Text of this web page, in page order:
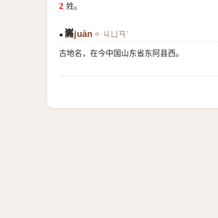
姓。
● 巂juàn ㄐㄩㄢˋ
古地名，在今中国山东省东阿县西。